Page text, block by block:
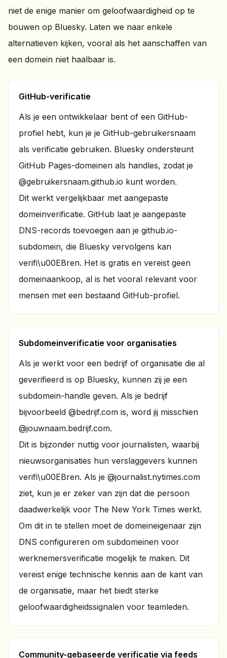
niet de enige manier om geloofwaardigheid op te
bouwen op Bluesky. Laten we naar enkele
alternatieven kijken, vooral als het aanschaffen van
een domein niet haalbaar is.
GitHub-verificatie
Als je een ontwikkelaar bent of een GitHub-
profiel hebt, kun je je GitHub-gebruikersnaam
als verificatie gebruiken. Bluesky ondersteunt
GitHub Pages-domeinen als handles, zodat je
@gebruikersnaam.github.io kunt worden.
Dit werkt vergelijkbaar met aangepaste
domeinverificatie. GitHub laat je aangepaste
DNS-records toevoegen aan je github.io-
subdomein, die Bluesky vervolgens kan
verifi\u00EBren. Het is gratis en vereist geen
domeinaankoop, al is het vooral relevant voor
mensen met een bestaand GitHub-profiel.
Subdomeinverificatie voor organisaties
Als je werkt voor een bedrijf of organisatie die al
geverifieerd is op Bluesky, kunnen zij je een
subdomein-handle geven. Als je bedrijf
bijvoorbeeld @bedrijf.com is, word jij misschien
@jouwnaam.bedrijf.com.
Dit is bijzonder nuttig voor journalisten, waarbij
nieuwsorganisaties hun verslaggevers kunnen
verifi\u00EBren. Als je @journalist.nytimes.com
ziet, kun je er zeker van zijn dat die persoon
daadwerkelijk voor The New York Times werkt.
Om dit in te stellen moet de domeineigenaar zijn
DNS configureren om subdomeinen voor
werknemersverificatie mogelijk te maken. Dit
vereist enige technische kennis aan de kant van
de organisatie, maar het biedt sterke
geloofwaardigheidssignalen voor teamleden.
Community-gebaseerde verificatie via feeds